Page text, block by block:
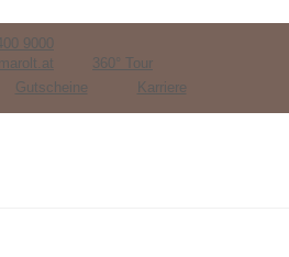
9000
360° Tour
Karriere
Gutscheine